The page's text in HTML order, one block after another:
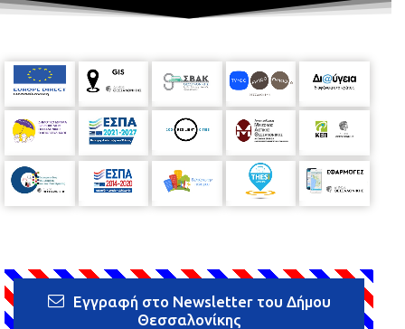
Εγγραφή στο Newsletter του Δήμου
Θεσσαλονίκης